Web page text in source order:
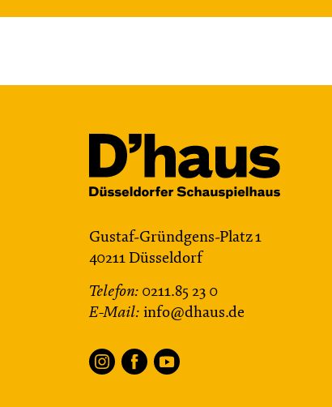
Gustaf-Gründgens-Platz 1
40211 Düsseldorf
Telefon: 0211.85 23 0
E-Mail: info@dhaus.de